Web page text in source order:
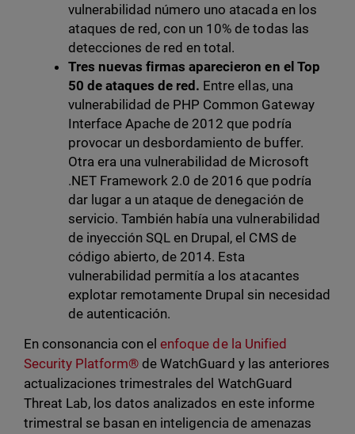
vulnerabilidad número uno atacada en los
ataques de red, con un 10% de todas las
detecciones de red en total.
Tres nuevas firmas aparecieron en el Top
50 de ataques de red. Entre ellas, una
vulnerabilidad de PHP Common Gateway
Interface Apache de 2012 que podría
provocar un desbordamiento de buffer.
Otra era una vulnerabilidad de Microsoft
.NET Framework 2.0 de 2016 que podría
dar lugar a un ataque de denegación de
servicio. También había una vulnerabilidad
de inyección SQL en Drupal, el CMS de
código abierto, de 2014. Esta
vulnerabilidad permitía a los atacantes
explotar remotamente Drupal sin necesidad
de autenticación.
En consonancia con elenfoque de la Unified
Security Platform® de WatchGuard y las anteriores
actualizaciones trimestrales del WatchGuard
Threat Lab, los datos analizados en este informe
trimestral se basan en inteligencia de amenazas